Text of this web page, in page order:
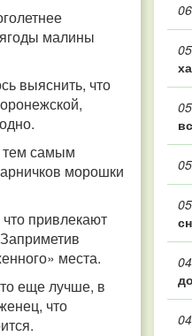
малины
выяснить, что
тем самым
морошки
привлекают
места.
еще лучше, в
что